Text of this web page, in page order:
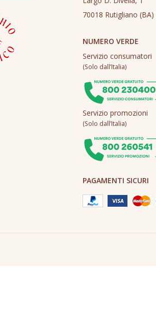
70018 Rutigliano (BA)
NUMERO VERDE
Servizio consumatori
(Solo dall’Italia)
Servizio promozioni
(Solo dall’Italia)
PAGAMENTI SICURI